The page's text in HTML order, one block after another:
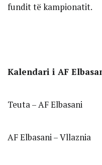
fundit të kampionatit.
Kalendari i AF
Teuta – AF Elbasani
AF Elbasani – Vllaznia